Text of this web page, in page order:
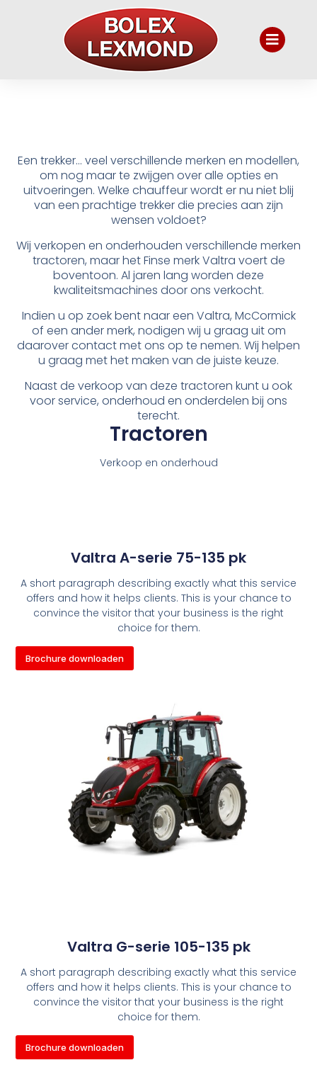
Tractoren
Verkoop en onderhoud
Een trekker… veel verschillende merken en modellen,
om nog maar te zwijgen over alle opties en
uitvoeringen. Welke chauffeur wordt er nu niet blij
van een prachtige trekker die precies aan zijn
wensen voldoet?
Wij verkopen en onderhouden verschillende merken
tractoren, maar het Finse merk Valtra voert de
boventoon. Al jaren lang worden deze
kwaliteitsmachines door ons verkocht.
Indien u op zoek bent naar een Valtra, McCormick
of een ander merk, nodigen wij u graag uit om
daarover contact met ons op te nemen. Wij helpen
u graag met het maken van de juiste keuze.
Naast de verkoop van deze tractoren kunt u ook
voor service, onderhoud en onderdelen bij ons
terecht.
Valtra A-serie 75-135 pk
A short paragraph describing exactly what this service
offers and how it helps clients. This is your chance to
convince the visitor that your business is the right
choice for them.
Brochure downloaden
Valtra G-serie 105-135 pk
A short paragraph describing exactly what this service
offers and how it helps clients. This is your chance to
convince the visitor that your business is the right
choice for them.
Brochure downloaden